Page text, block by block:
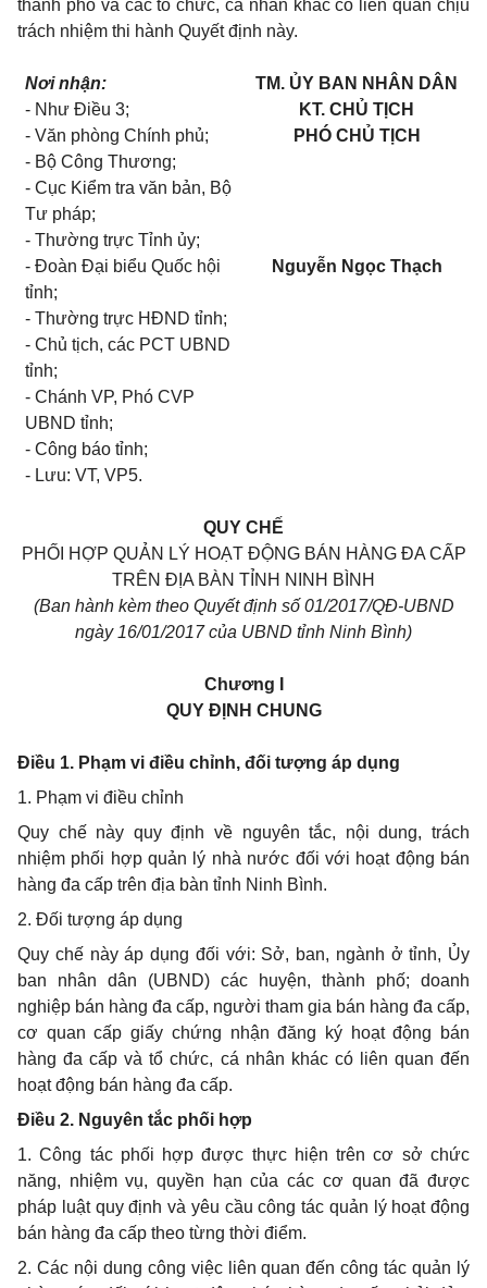
thành phố và các tổ chức, cá nhân khác có liên quan chịu
trách nhiệm thi hành Quyết định này.
Nơi nhận:
- Như Điều 3;
- Văn phòng Chính phủ;
- Bộ Công Thương;
- Cục Kiểm tra văn bản, Bộ
Tư pháp;
- Thường trực Tỉnh ủy;
- Đoàn Đại biểu Quốc hội
tỉnh;
- Thường trực HĐND tỉnh;
- Chủ tịch, các PCT UBND
tỉnh;
- Chánh VP, Phó CVP
UBND tỉnh;
- Công báo tỉnh;
- Lưu: VT, VP5.
TM. ỦY BAN NHÂN DÂN
KT. CHỦ TỊCH
PHÓ CHỦ TỊCH
Nguyễn Ngọc Thạch
QUY CHẾ
PHỐI HỢP QUẢN LÝ HOẠT ĐỘNG BÁN HÀNG ĐA CẤP
TRÊN ĐỊA BÀN TỈNH NINH BÌNH
(Ban hành kèm theo Quyết định số 01/2017/QĐ-UBND
ngày 16/01/2017 của UBND tỉnh Ninh Bình)
Chương I
QUY ĐỊNH CHUNG
Điều 1. Phạm vi điều chỉnh, đối tượng áp dụng
1. Phạm vi điều chỉnh
Quy chế này quy định về nguyên tắc, nội dung, trách
nhiệm phối hợp quản lý nhà nước đối với hoạt động bán
hàng đa cấp trên địa bàn tỉnh Ninh Bình.
2. Đối tượng áp dụng
Quy chế này áp dụng đối với: Sở, ban, ngành ở tỉnh, Ủy
ban nhân dân (UBND) các huyện, thành phố; doanh
nghiệp bán hàng đa cấp, người tham gia bán hàng đa cấp,
cơ quan cấp giấy chứng nhận đăng ký hoạt động bán
hàng đa cấp và tổ chức, cá nhân khác có liên quan đến
hoạt động bán hàng đa cấp.
Điều 2. Nguyên tắc phối hợp
1. Công tác phối hợp được thực hiện trên cơ sở chức
năng, nhiệm vụ, quyền hạn của các cơ quan đã được
pháp luật quy định và yêu cầu công tác quản lý hoạt động
bán hàng đa cấp theo từng thời điểm.
2. Các nội dung công việc liên quan đến công tác quản lý